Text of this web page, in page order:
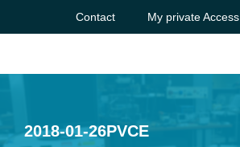
Contact My private Access
2018-01-26PVCE